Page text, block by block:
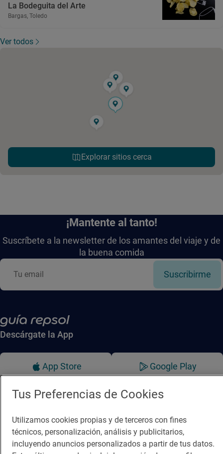
La Bodeguita del Arte
Bargas, Toledo
Ver todos
Explorar sitios cerca
¡Mantente al tanto!
Suscríbete a la newsletter de los amantes del viaje y de
la buena comida
Suscribirme
Descárgate la App
App Store Google Play
Guía Repsol
Comer
Viajar
Enlaces
Contacto
Sala de prensa
Tus Preferencias de Cookies
Utilizamos cookies propias y de terceros con fines
técnicos, personalización, análisis y publicitarios,
incluyendo anuncios personalizados a partir de tus datos.